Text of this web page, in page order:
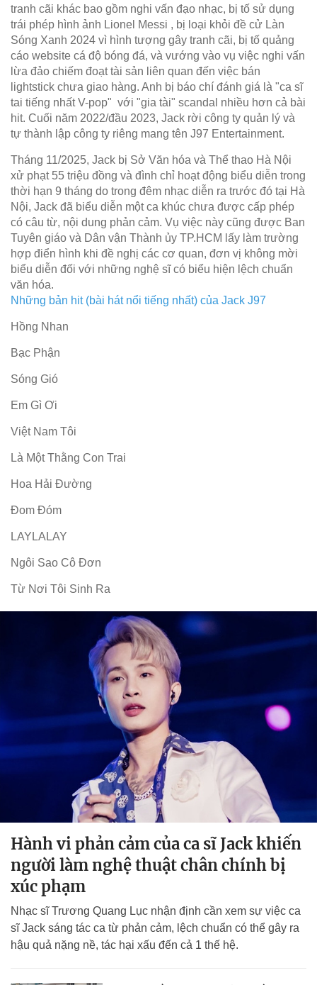
tranh cãi khác bao gồm nghi vấn đạo nhạc, bị tố sử dụng
trái phép hình ảnh Lionel Messi , bị loại khỏi đề cử Làn
Sóng Xanh 2024 vì hình tượng gây tranh cãi, bị tố quảng
cáo website cá độ bóng đá, và vướng vào vụ việc nghi vấn
lừa đảo chiếm đoạt tài sản liên quan đến việc bán
lightstick chưa giao hàng. Anh bị báo chí đánh giá là "ca sĩ
tai tiếng nhất V-pop" với "gia tài" scandal nhiều hơn cả bài
hit. Cuối năm 2022/đầu 2023, Jack rời công ty quản lý và
tự thành lập công ty riêng mang tên J97 Entertainment.
Tháng 11/2025, Jack bị Sở Văn hóa và Thể thao Hà Nội
xử phạt 55 triệu đồng và đình chỉ hoạt động biểu diễn trong
thời hạn 9 tháng do trong đêm nhạc diễn ra trước đó tại Hà
Nội, Jack đã biểu diễn một ca khúc chưa được cấp phép
có câu từ, nội dung phản cảm. Vụ việc này cũng được Ban
Tuyên giáo và Dân vận Thành ủy TP.HCM lấy làm trường
hợp điển hình khi đề nghị các cơ quan, đơn vị không mời
biểu diễn đối với những nghệ sĩ có biểu hiện lệch chuẩn
văn hóa.
Những bản hit (bài hát nổi tiếng nhất) của Jack J97
Hồng Nhan
Bạc Phận
Sóng Gió
Em Gì Ơi
Việt Nam Tôi
Là Một Thằng Con Trai
Hoa Hải Đường
Đom Đóm
LAYLALAY
Ngôi Sao Cô Đơn
Từ Nơi Tôi Sinh Ra
Hành vi phản cảm của ca sĩ Jack khiến
người làm nghệ thuật chân chính bị
xúc phạm
Nhạc sĩ Trương Quang Lục nhận định cần xem sự việc ca
sĩ Jack sáng tác ca từ phản cảm, lệch chuẩn có thể gây ra
hậu quả nặng nề, tác hại xấu đến cả 1 thế hệ.